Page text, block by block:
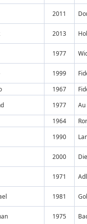
2011
2013
1977
1999
1967
1977
Au
1964
1990
2000
1971
1981
1975